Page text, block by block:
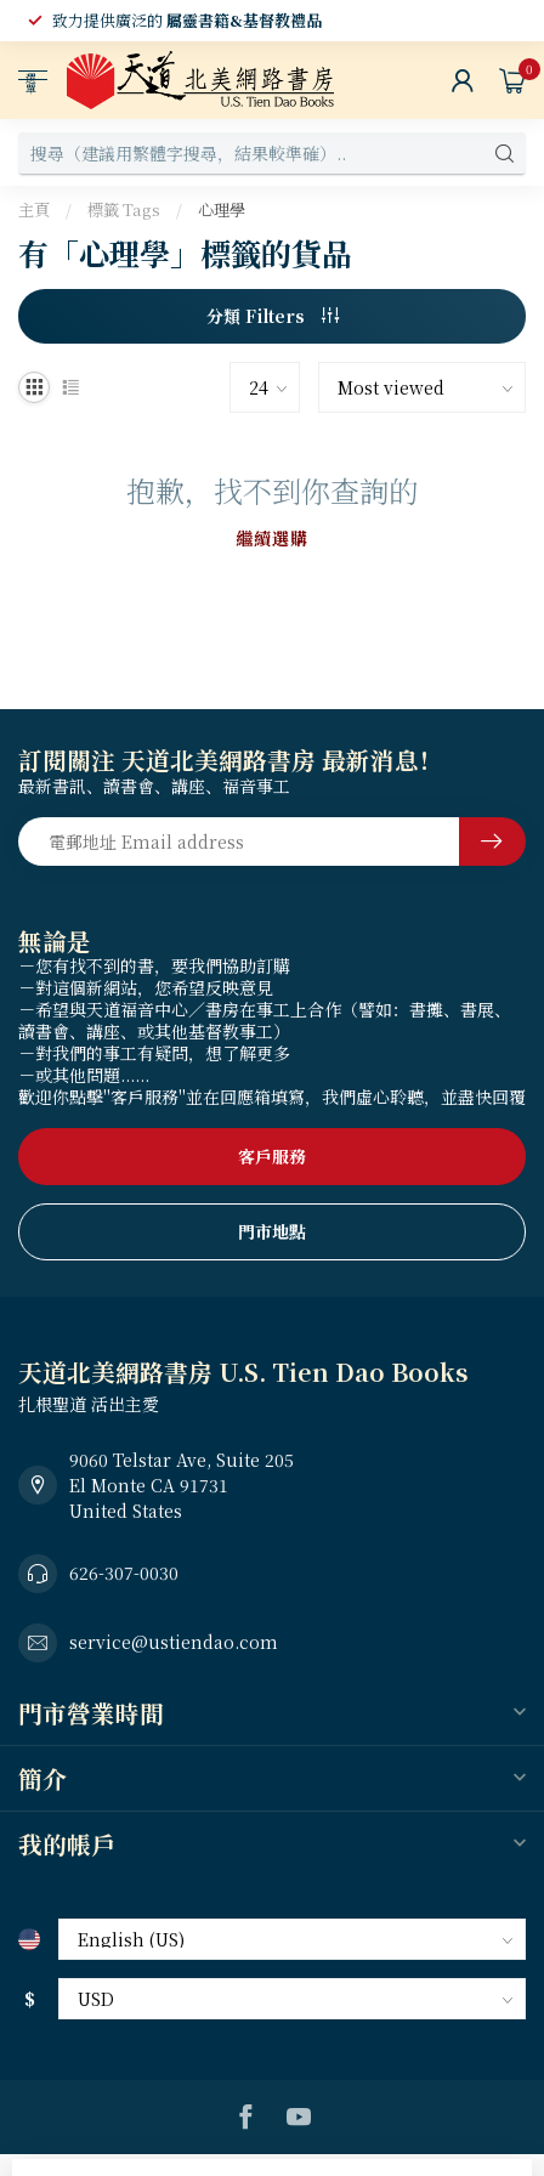
致力提供廣泛的屬靈書籍&基督教禮品
選
單
0
主頁 / 標籤 Tags / 心理學
有「心理學」標籤的貨品
分類 Filters
抱歉，找不到你查詢的
繼續選購
無論是
－您有找不到的書，要我們協助訂購
－對這個新網站，您希望反映意見
－希望與天道福音中心／書房在事工上合作（譬如：書攤、書展、
讀書會、講座、或其他基督教事工）
－對我們的事工有疑問，想了解更多
－或其他問題......
歡迎你點擊"客戶服務"並在回應箱填寫，我們虛心聆聽，並盡快回覆
客戶服務
門市地點
訂閱關注 天道北美網路書房 最新消息！
最新書訊、讀書會、講座、福音事工
天道北美網路書房 U.S. Tien Dao Books
扎根聖道 活出主愛
9060 Telstar Ave, Suite 205
El Monte CA 91731
United States
626-307-0030
service@ustiendao.com
門市營業時間
簡介
我的帳戶
$